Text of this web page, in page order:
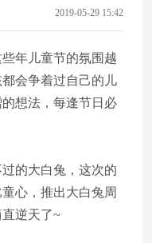
2019-05-29 15:42
年儿童节的氛围越
会争着过自己的儿
想法，每逢节日必
的大白兔，这次的
心，推出大白兔周
逆天了~